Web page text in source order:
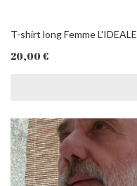
T-shirt long Femme L'IDEALE
20,00 €